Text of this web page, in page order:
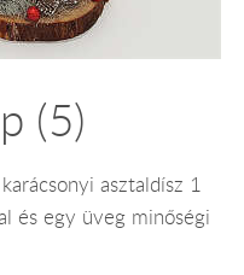
(5)
asztaldísz 1
és egy üveg minőségi